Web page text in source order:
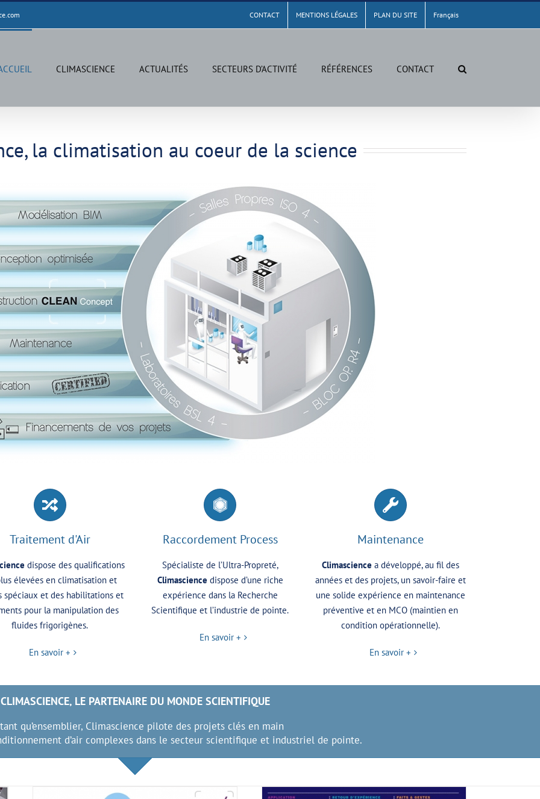
CONTACT MENTIONS LÉGALES PLAN DU SITE Français
CLIMASCIENCE ACTUALITÉS SECTEURS D’ACTIVITÉ RÉFÉRENCES CONTACT
la climatisation au coeur de la science
Traitement d'Air
dispose des qualifications
élevées en climatisation et
spéciaux et des habilitations et
pour la manipulation des
fluides frigorigènes.
En savoir +
Raccordement Process
Spécialiste de l’Ultra-Propreté,
Climascience dispose d’une riche
expérience dans la Recherche
Scientifique et l’industrie de pointe.
En savoir +
Maintenance
Climascience a développé, au fil des
années et des projets, un savoir-faire et
une solide expérience en maintenance
préventive et en MCO (maintien en
condition opérationnelle).
En savoir +
CLIMASCIENCE, LE PARTENAIRE DU MONDE SCIENTIFIQUE
qu’ensemblier, Climascience pilote des projets clés en main
d’air complexes dans le secteur scientifique et industriel de pointe.